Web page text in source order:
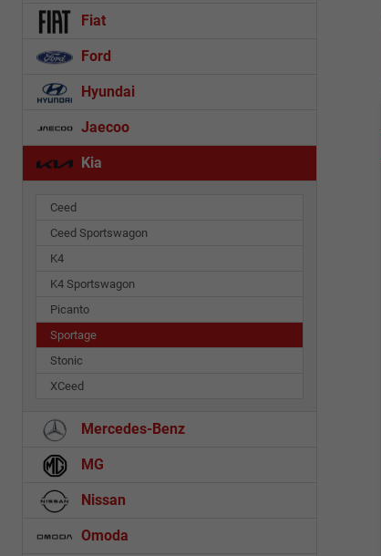
Fiat
Ford
Hyundai
Jaecoo
Kia
Ceed
Ceed Sportswagon
K4
K4 Sportswagon
Picanto
Sportage
Stonic
XCeed
Mercedes-Benz
MG
Nissan
Omoda